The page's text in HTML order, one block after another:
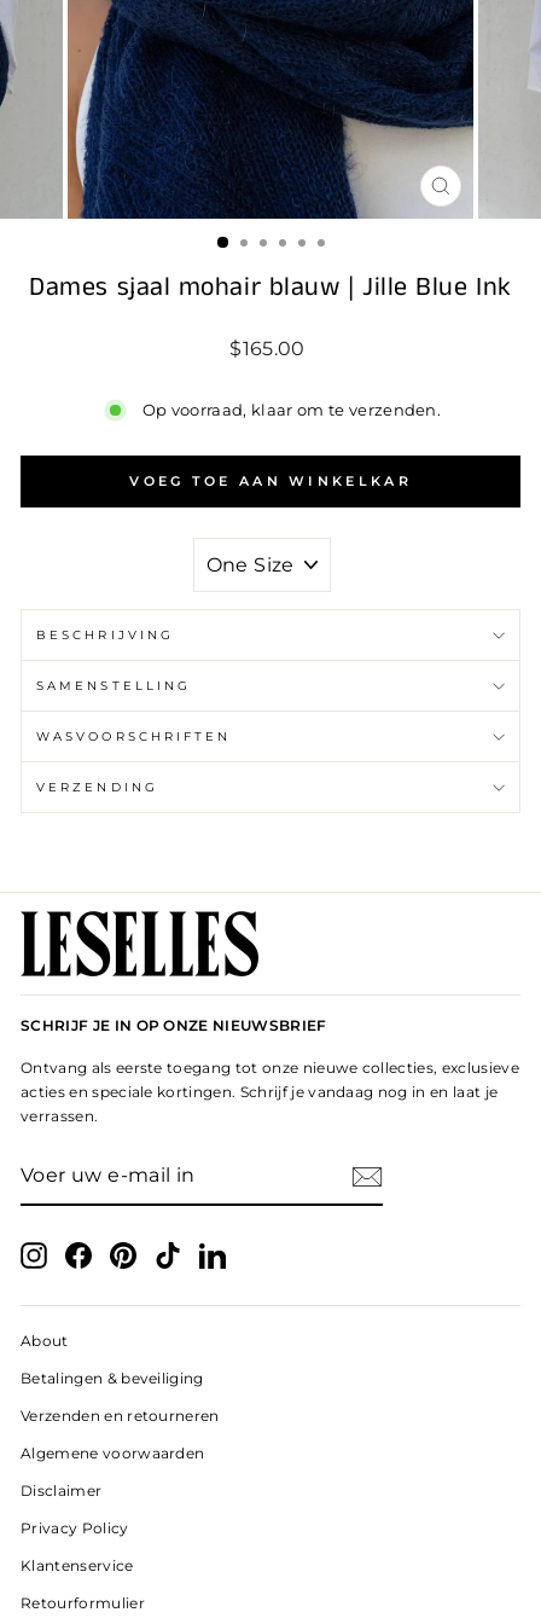
SLUIT
(ESC)
Dames sjaal mohair blauw | Jille Blue Ink
Standaard
$165.00
Op voorraad, klaar om te verzenden.
VOEG TOE AAN WINKELKAR
BESCHRIJVING
SAMENSTELLING
WASVOORSCHRIFTEN
VERZENDING
SCHRIJF JE IN OP ONZE NIEUWSBRIEF
Ontvang als eerste toegang tot onze nieuwe collecties, exclusieve
acties en speciale kortingen. Schrijf je vandaag nog in en laat je
verrassen.
UW
InstagramFacebookPinterestTikTokLinkedIn
About
Betalingen & beveiliging
Verzenden en retourneren
Algemene voorwaarden
Disclaimer
Privacy Policy
Klantenservice
Retourformulier